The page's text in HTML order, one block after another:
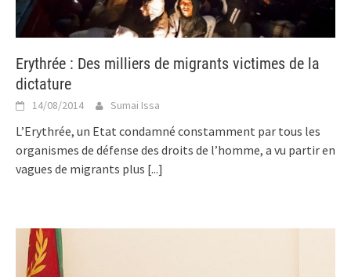
Erythrée : Des milliers de migrants victimes de la
dictature
14/08/2014 Sumai Issa
L’Erythrée, un Etat condamné constamment par tous les
organismes de défense des droits de l’homme, a vu partir en
vagues de migrants plus [...]